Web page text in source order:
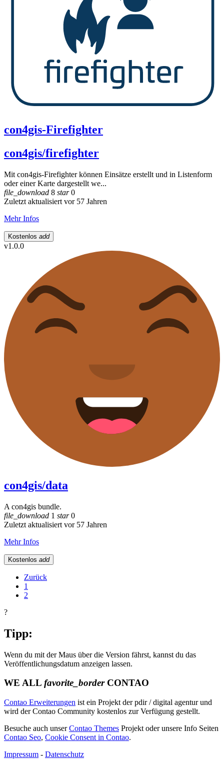
con4gis-Firefighter
con4gis/firefighter
Mit con4gis-Firefighter können Einsätze erstellt und in Listenform
oder einer Karte dargestellt we...
file_download 8 star0
Zuletzt aktualisiert vor 57 Jahren
Mehr Infos
Kostenlos add
v1.0.0
con4gis/data
A con4gis bundle.
file_download 1 star0
Zuletzt aktualisiert vor 57 Jahren
Mehr Infos
Kostenlos add
Zurück
1
2
?
Tipp:
Wenn du mit der Maus über die Version fährst, kannst du das
Veröffentlichungsdatum anzeigen lassen.
WE ALL favorite_borderCONTAO
Contao Erweiterungen ist ein Projekt der pdir / digital agentur und
wird der Contao Community kostenlos zur Verfügung gestellt.
Besuche auch unserContao Themes Projekt oder unsere Info Seiten
Contao Seo, Cookie Consent in Contao.
Impressum - Datenschutz